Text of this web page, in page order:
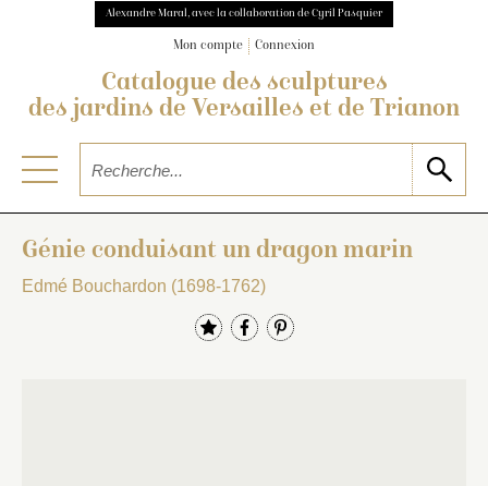
Alexandre Maral, avec la collaboration de Cyril Pasquier
Mon compte Connexion
Catalogue des sculptures
des jardins de Versailles et de Trianon
Génie conduisant un dragon marin
Edmé Bouchardon (1698-1762)